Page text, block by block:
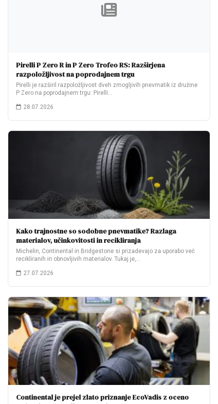
Pirelli P Zero R in P Zero Trofeo RS: Razširjena
razpoložljivost na poprodajnem trgu
Pirelli je razširil razpoložljivost dveh zmogljivih pnevmatik iz družine
P Zero na poprodajnem trgu: Pirelli…
28.07.2026
Kako trajnostne so sodobne pnevmatike? Razlaga
materialov, učinkovitosti in recikliranja
Michelin, Continental in Bridgestone si prizadevajo za uporabo več
recikliranih in obnovljivih materialov. Tukaj je,…
27.07.2026
Continental je prejel zlato priznanje EcoVadis z oceno